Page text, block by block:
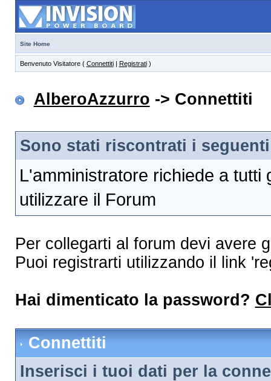
Site Home
Benvenuto Visitatore ( Connettiti| Registrati)
AlberoAzzurro -> Connettiti
Sono stati riscontrati i
L'amministratore richiede a tutti
utilizzare il Forum
Per collegarti al forum devi avere
Puoi registrarti utilizzando il link
Hai dimenticato la password?
Connettiti
Inserisci i tuoi dati per la